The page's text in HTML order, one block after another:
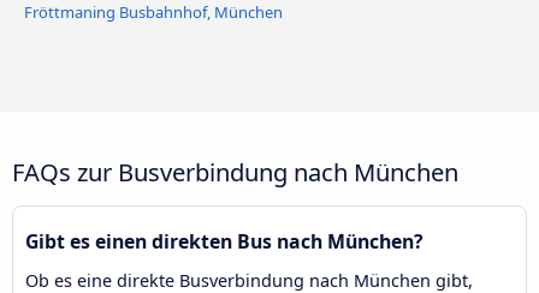
Fröttmaning Busbahnhof, München
FAQs zur Busverbindung nach München
Gibt es einen direkten Bus nach München?
Ob es eine direkte Busverbindung nach München gibt,